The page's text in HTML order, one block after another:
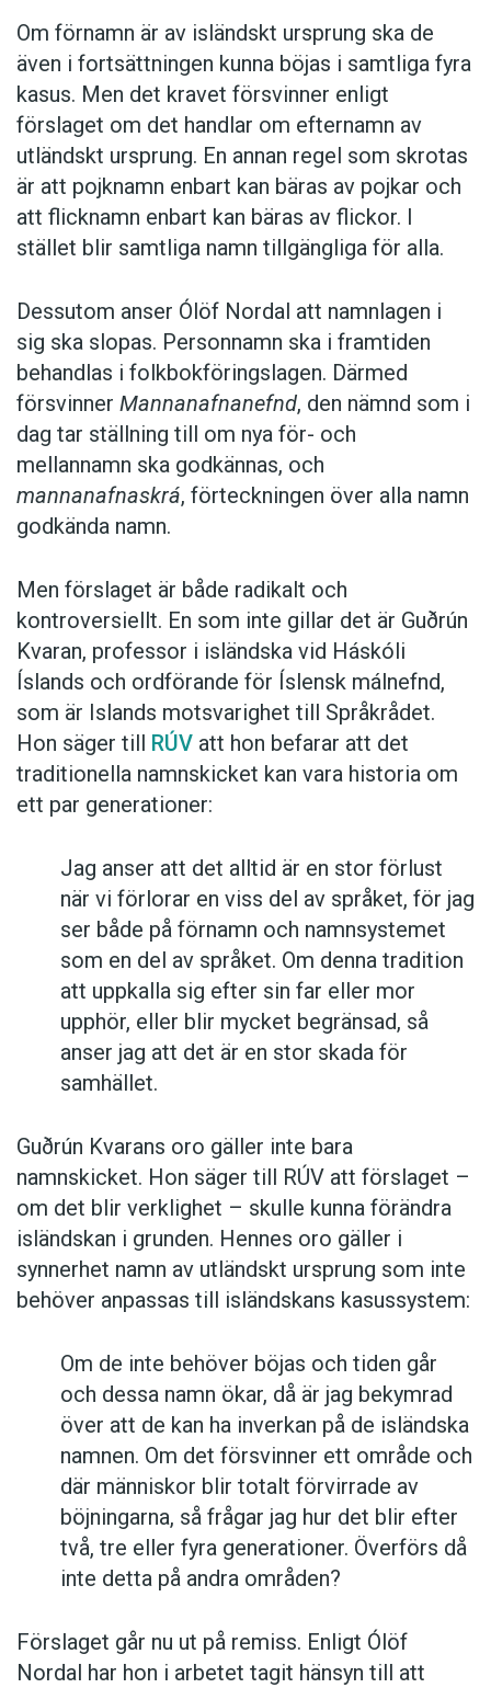
Om förnamn är av isländskt ursprung ska de
även i fortsättningen kunna böjas i samtliga fyra
kasus. Men det kravet försvinner enligt
förslaget om det handlar om efternamn av
utländskt ursprung. En annan regel som skrotas
är att pojknamn enbart kan bäras av pojkar och
att flicknamn enbart kan bäras av flickor. I
stället blir samtliga namn tillgängliga för alla.
Dessutom anser Ólöf Nordal att namnlagen i
sig ska slopas. Personnamn ska i framtiden
behandlas i folkbokföringslagen. Därmed
försvinner Mannanafnanefnd, den nämnd som i
dag tar ställning till om nya för- och
mellannamn ska godkännas, och
mannanafnaskrá, förteckningen över alla namn
godkända namn.
Men förslaget är både radikalt och
kontroversiellt. En som inte gillar det är Guðrún
Kvaran, professor i isländska vid Háskóli
Íslands och ordförande för Íslensk málnefnd,
som är Islands motsvarighet till Språkrådet.
Hon säger till RÚV att hon befarar att det
traditionella namnskicket kan vara historia om
ett par generationer:
Jag anser att det alltid är en stor förlust
när vi förlorar en viss del av språket, för jag
ser både på förnamn och namnsystemet
som en del av språket. Om denna tradition
att uppkalla sig efter sin far eller mor
upphör, eller blir mycket begränsad, så
anser jag att det är en stor skada för
samhället.
Guðrún Kvarans oro gäller inte bara
namnskicket. Hon säger till RÚV att förslaget –
om det blir verklighet – skulle kunna förändra
isländskan i grunden. Hennes oro gäller i
synnerhet namn av utländskt ursprung som inte
behöver anpassas till isländskans kasussystem:
Om de inte behöver böjas och tiden går
och dessa namn ökar, då är jag bekymrad
över att de kan ha inverkan på de isländska
namnen. Om det försvinner ett område och
där människor blir totalt förvirrade av
böjningarna, så frågar jag hur det blir efter
två, tre eller fyra generationer. Överförs då
inte detta på andra områden?
Förslaget går nu ut på remiss. Enligt Ólöf
Nordal har hon i arbetet tagit hänsyn till att